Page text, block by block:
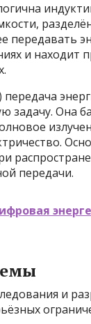
передавать
и находит
задачу. Она
передачи.
и